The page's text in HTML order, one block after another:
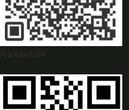
WhatsApp 0944628333